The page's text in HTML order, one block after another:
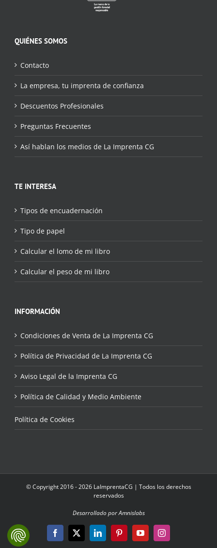
QUIÉNES SOMOS
Contacto
La empresa, tu imprenta de confianza
Descuentos Profesionales
Preguntas Frecuentes
Así hablan los medios de La Imprenta CG
TE INTERESA
Tipos de encuadernación
Tipo de papel
Calcular el lomo de mi libro
Calcular el peso de mi libro
INFORMACIÓN
Condiciones de Venta de La Imprenta CG
Política de Privacidad de La Imprenta CG
Aviso Legal de la Imprenta CG
Política de Calidad y Medio Ambiente
Política de Cookies
© Copyright 2016 - 2026 LaImprentaCG | Todos los derechos
reservados
Desarrollado por Amnislabs
Facebook
X LinkedInPinterestYouTubeInstagram